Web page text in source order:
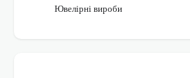
Ювелірні вироби